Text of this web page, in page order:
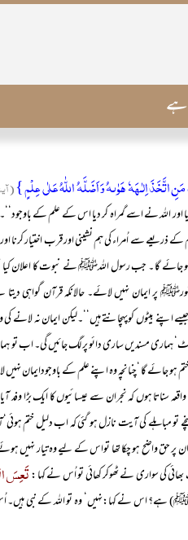
ہے
اتَّخَذَ اِلٰـہَہٗ ہَوٰىہُ وَ اَضَلَّہُ اللّٰہُ عَلٰی عِلۡمٍ }(آیت
اور اللہ نے اسے گمراہ کر دیا اس کے علم کے
ذریعے سے اُمراء کی ہم نشینی اور قرب اختیار
ہو جائے گا ۔ جب رسول اللہﷺ نے نبوت کا اعلان
پر ایمان نہیں لائے۔ حالانکہ قرآن گواہی
بیٹوں کوپہچانتے ہیں‘‘۔لیکن ایمان نہ لانے
ہماری مسندیں ساری دائو پر لگ جائیں گی۔ اب
ہو جائے گا ‘چنانچہ وہ اپنے علم کے باوجودایمان
کہ نجران سے عیسائیوں کا ایک بڑا وفد آیا تھا
مباہلے کی آیت نازل ہو گئی کہ اب دلیل ختم
پر حق واضح ہو چکا تھا تواس کے لیے وہ تیار نہیں
کی سواری نے ٹھوکر کھائی تو اُس نے کہا :تَعِسَ
ہے؟ اس نے کہا:نہیں‘ وہ تو اللہ کے نبی ہیں۔